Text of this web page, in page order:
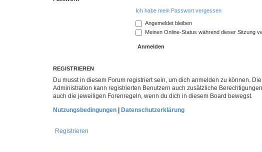
Ich habe mein Passwort vergessen
Angemeldet bleiben
Meinen Online-Status während dieser Sitzung
REGISTRIEREN
Du musst in diesem Forum registriert sein, um dich anmelden zu können.
Administration kann registrierten Benutzern auch zusätzliche
auch die jeweiligen Forenregeln, wenn du dich in diesem Board bewegst.
Nutzungsbedingungen
Datenschutzerklärung
Registrieren